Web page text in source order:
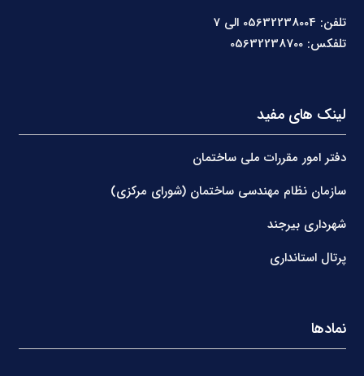
تلفن: 05632238004 الی 7
تلفکس: 05632238700
لینک های مفید
دفتر امور مقررات ملی ساختمان
سازمان نظام مهندسی ساختمان (شورای مرکزی)
شهرداری بیرجند
پرتال استانداری
نمادها